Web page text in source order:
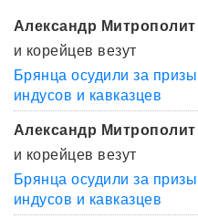
Александр
и корейцев везут
Брянца осудили за
индусов и кавказцев
Александр
и корейцев везут
Брянца осудили за
индусов и кавказцев